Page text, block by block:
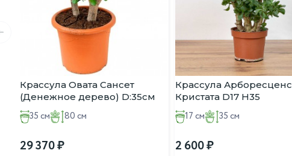
Крассула Овата Сансет
(Денежное дерево) D:35см
H:80см
35 см 80 см
29 370
Крассула Арборесценс
Кристата D17 H35
17 см 35 см
2 600